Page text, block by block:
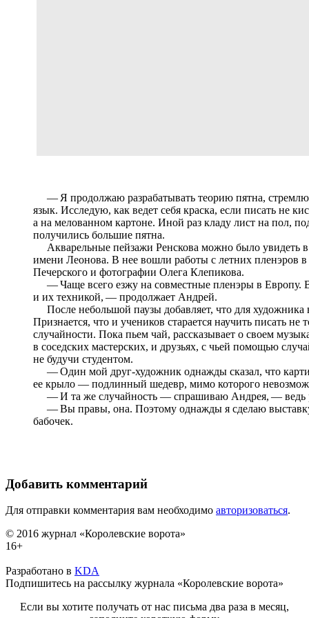
— Я продолжаю разрабатывать теорию пятна,
язык. Исследую, как ведет себя краска, если писать не
а на мелованном картоне. Иной раз кладу лист на пол,
получились большие пятна.
Акварельные пейзажи Ренскова можно было увидеть в
имени Леонова. В нее вошли работы с летних пленэров
Печерского и фотографии Олега Клепикова.
— Чаще всего езжу на совместные пленэры в Европу.
и их техникой, — продолжает Андрей.
После небольшой паузы добавляет, что для художника
Признается, что и учеников старается научить писать
случайности. Пока пьем чай, рассказывает о своем
в соседских мастерских, и друзьях, с чьей помощью
не будучи студентом.
— Один мой друг-художник однажды сказал, что
ее крыло — подлинный шедевр, мимо которого
— И та же случайность — спрашиваю Андрея, — ведь
— Вы правы, она. Поэтому однажды я сделаю
бабочек.
Добавить комментарий
Для отправки комментария вам необходимо авторизоваться.
© 2016 журнал «Королевские ворота»
16+
Разработано в KDA
Подпишитесь на рассылку журнала «Королевские ворота»
Если вы хотите получать от нас письма два раза в месяц,